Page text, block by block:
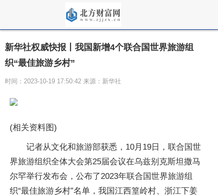
新华社权威快报丨我国新增4个联合国世界旅游组
织“最佳旅游乡村”
时间：2023-10-19 17:50:42 来源：新华社
(相关资料图)
记者从文化和旅游部获悉，10月19日，联合国世
界旅游组织全体大会第25届会议在乌兹别克斯坦撒马
尔罕举行发布会，公布了2023年联合国世界旅游组
织“最佳旅游乡村”名单，我国江西篁岭村、浙江下姜